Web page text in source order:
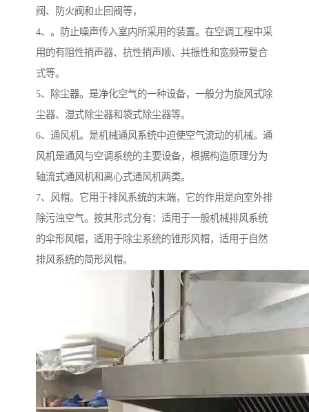
阀、防火阀和止回阀等，
4、。防止噪声传入室内所采用的装置。在空调工程中采
用的有阻性捎声器、抗性捎声顺、共振性和宽频带复合
式等。
5、除尘器。是净化空气的一种设备，一般分为旋风式除
尘器、湿式除尘器和袋式除尘器等。
6、通风机。是机械通风系统中迫使空气流动的机械。通
风机是通风与空调系统的主要设备，根据构造原理分为
轴流式通风机和离心式通风机两类。
7、风帽。它用于排风系统的末端，它的作用是向室外排
除污浊空气。按其形式分有：适用于一般机械排风系统
的伞形风帽，适用于除尘系统的锥形风帽，适用于自然
排风系统的简形风帽。